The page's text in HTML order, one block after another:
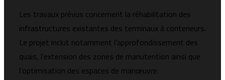
Les travaux prévus concernent la réhabilitation des
infrastructures existantes des terminaux à conteneurs.
Le projet inclut notamment l’approfondissement des
quais, l’extension des zones de manutention ainsi que
l’optimisation des espaces de manœuvre.